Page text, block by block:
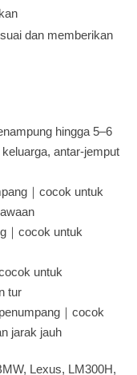
dan memberikan
hingga 5–6
antar-jemput
｜cocok untuk
｜cocok untuk
untuk
tur
｜cocok
jarak jauh
Lexus, LM300H,